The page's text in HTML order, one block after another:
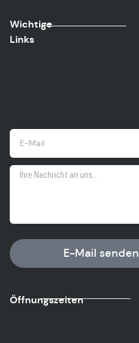
Wichtige
Links
E-Mail senden
Öffnungszeiten